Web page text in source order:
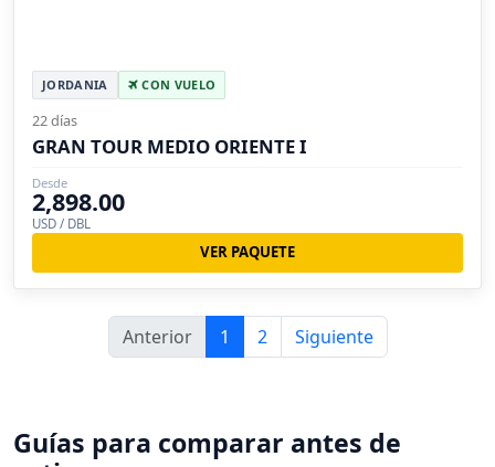
JORDANIA CON VUELO
22 días
GRAN TOUR MEDIO ORIENTE I
Desde
2,898.00
USD / DBL
VER PAQUETE
Anterior 1 2 Siguiente
Guías para comparar antes de